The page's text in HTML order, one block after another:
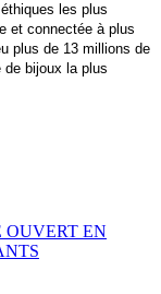
les plus
et connectée à plus
plus de 13 millions de
de bijoux la plus
OUVERT EN